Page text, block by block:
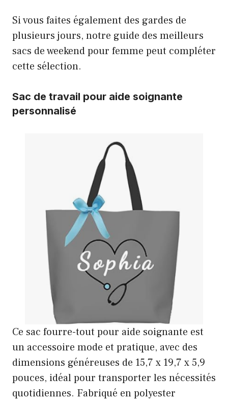
Si vous faites également des gardes de
plusieurs jours, notre guide des meilleurs
sacs de weekend pour femme peut compléter
cette sélection.
Sac de travail pour aide soignante
personnalisé
Ce sac fourre-tout pour aide soignante est
un accessoire mode et pratique, avec des
dimensions généreuses de 15,7 x 19,7 x 5,9
pouces, idéal pour transporter les nécessités
quotidiennes. Fabriqué en polyester